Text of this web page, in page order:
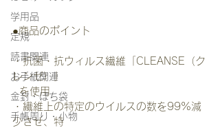
学用品
定規
読書関連
お手紙関連
金封・ぽち袋
手帳周り・小物
●商品のポイント
・抗菌・抗ウィルス繊維「CLEANSE（ク
レンゼ）」
  を使用
・繊維上の特定のウイルスの数を99%減
少させ、特